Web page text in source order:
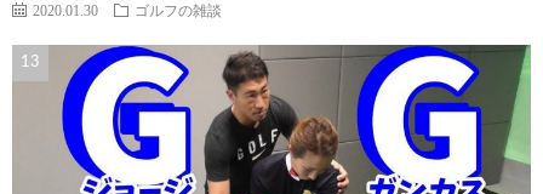
2020.01.30 ゴルフの雑談